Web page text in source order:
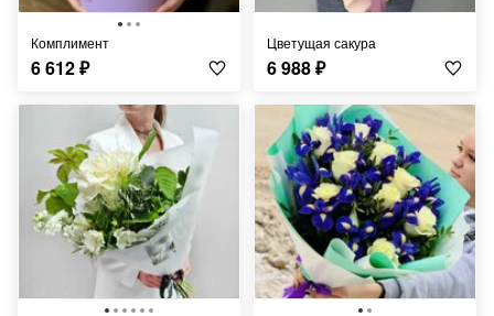
Комплимент
6 612₽
Цветущая сакура
6 988₽